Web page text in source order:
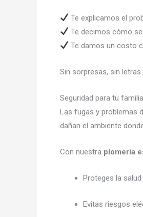
Te explicamos el
Te decimos cómo
Te damos un costo
Sin sorpresas, sin letras
Seguridad para tu
Las fugas y problemas
dañan el ambiente
Con nuestra plomería
Proteges la
Evitas riesgos